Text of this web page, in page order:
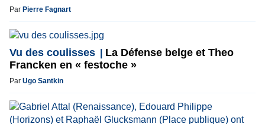
Par Pierre Fagnart
Vu des coulisses
La Défense belge et Theo
Francken en « festoche »
Par Ugo Santkin